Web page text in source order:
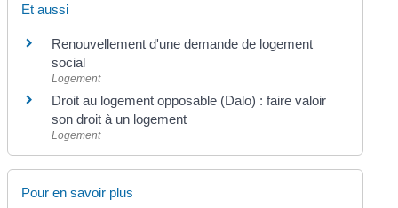
Et aussi
Renouvellement d'une demande de logement
social
Logement
Droit au logement opposable (Dalo) : faire valoir
son droit à un logement
Logement
Pour en savoir plus